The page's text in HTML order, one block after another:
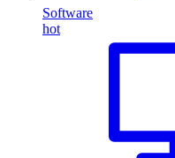
Software
hot